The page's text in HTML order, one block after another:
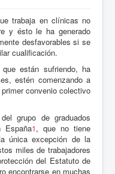
trabaja en clínicas no
y ésto le ha generado
desfavorables si se
cualificación.
están sufriendo, ha
estén comenzando a
convenio colectivo
grupo de graduados
España1, que no tiene
única excepción de la
miles de trabajadores
del Estatuto de
encontrarse en muchas